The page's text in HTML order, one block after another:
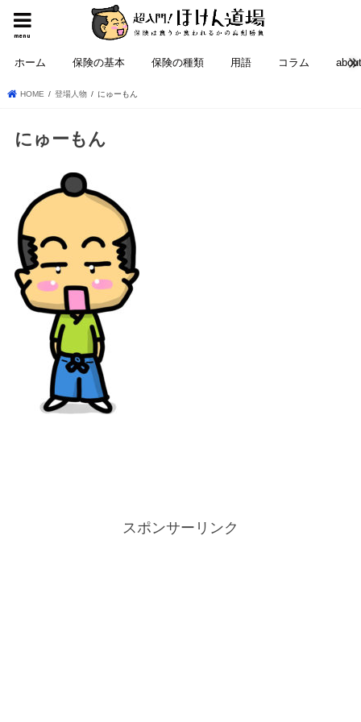
menu
ホーム 保険の基本 保険の種類 用語 コラム about
HOME 登場人物 にゅーもん
にゅーもん
スポンサーリンク